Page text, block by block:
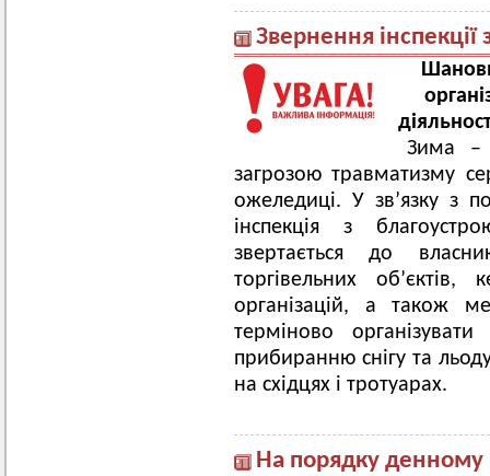
Звернення інспекції
Зима –
загрозою травматизму
ожеледиці. У зв’язку з
інспекція з
звертається до
торгівельних об’єктів,
організацій, а також
терміново
прибиранню снігу та
на східцях і тротуарах.
На порядку денному